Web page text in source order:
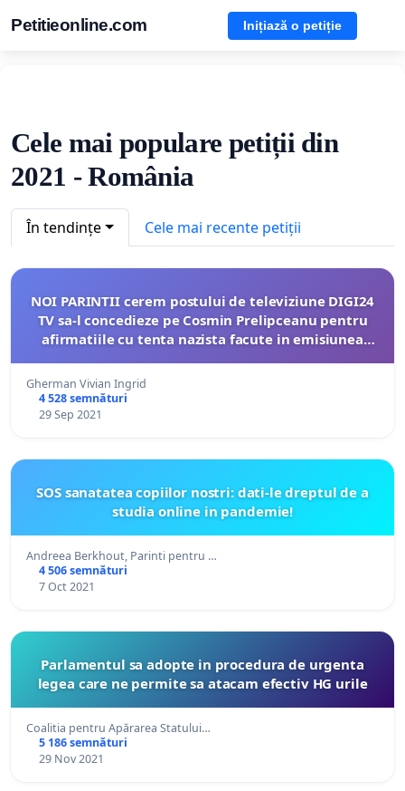
Petitieonline.com Inițiază o petiție
Cele mai populare petiții din
2021 - România
În tendințe Cele mai recente petiții
NOI PARINTII cerem postului de televiziune DIGI24
TV sa-l concedieze pe Cosmin Prelipceanu pentru
afirmatiile cu tenta nazista facute in emisiunea
Gherman Vivian Ingrid
4 528 semnături
29 Sep 2021
SOS sanatatea copiilor nostri: dati-le dreptul de a
studia online in pandemie!
Andreea Berkhout, Parinti pentru …
4 506 semnături
7 Oct 2021
Parlamentul sa adopte in procedura de urgenta
legea care ne permite sa atacam efectiv HG urile
Coalitia pentru Apărarea Statului…
5 186 semnături
29 Nov 2021